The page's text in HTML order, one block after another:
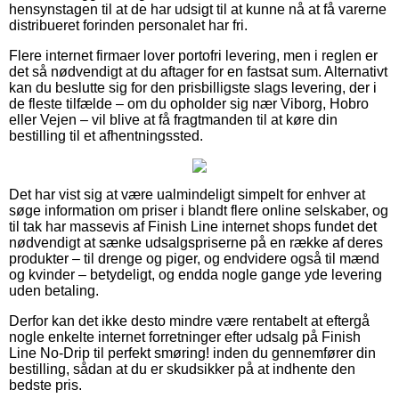
hensynstagen til at de har udsigt til at kunne nå at få varerne
distribueret forinden personalet har fri.
Flere internet firmaer lover portofri levering, men i reglen er
det så nødvendigt at du aftager for en fastsat sum. Alternativt
kan du beslutte sig for den prisbilligste slags levering, der i
de fleste tilfælde – om du opholder sig nær Viborg, Hobro
eller Vejen – vil blive at få fragtmanden til at køre din
bestilling til et afhentningssted.
Det har vist sig at være ualmindeligt simpelt for enhver at
søge information om priser i blandt flere online selskaber, og
til tak har massevis af Finish Line internet shops fundet det
nødvendigt at sænke udsalgspriserne på en række af deres
produkter – til drenge og piger, og endvidere også til mænd
og kvinder – betydeligt, og endda nogle gange yde levering
uden betaling.
Derfor kan det ikke desto mindre være rentabelt at eftergå
nogle enkelte internet forretninger efter udsalg på Finish
Line No-Drip til perfekt smøring! inden du gennemfører din
bestilling, sådan at du er skudsikker på at indhente den
bedste pris.